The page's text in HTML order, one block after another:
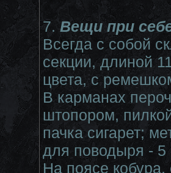
7.Вещи при
Всегда с собой
секции, длиной
цвета, с
В карманах
штопором,
пачка сигарет;
для поводыря -
На поясе кобура,